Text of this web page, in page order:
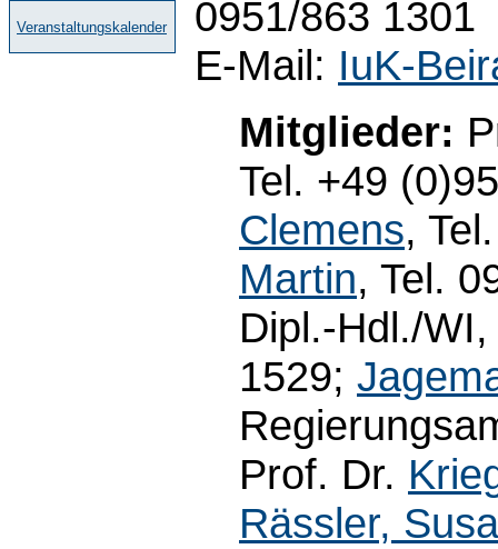
Veranstaltungskalender
0951/863 1301
E-Mail: IuK-
Mitglieder:
Tel. +49
Clemens,
Martin, Tel.
Dipl.-Hdl./
1529;
Prof. Dr.
Rässler,